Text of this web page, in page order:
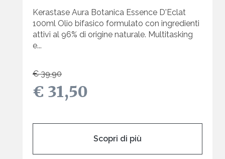
Kerastase Aura Botanica Essence D'Eclat
100ml Olio bifasico formulato con ingredienti
attivi al 96% di origine naturale. Multitasking
e...
€ 39,90
€ 31,50
Scopri di più